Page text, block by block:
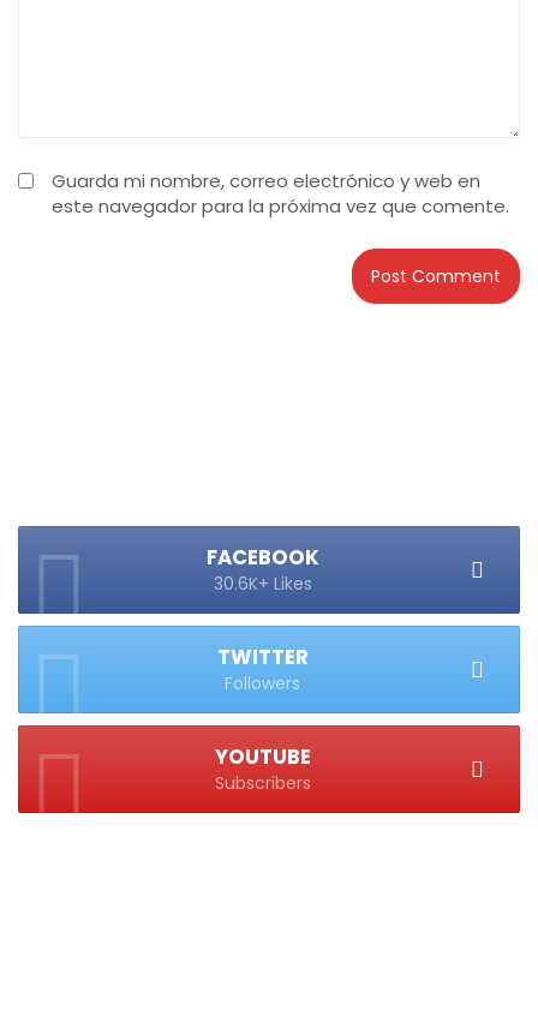
Guarda mi nombre, correo electrónico y web en
este navegador para la próxima vez que comente.
FACEBOOK
30.6K+ Likes
TWITTER
Followers
YOUTUBE
Subscribers